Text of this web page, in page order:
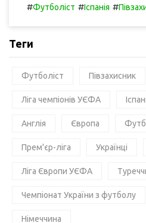
#Футболіст #Іспанія #
Теги
Футболіст Півзахисник
Ліга чемпіонів УЄФА
Англія Європа
Прем'єр-ліга Українці
Ліга Європи УЄФА
Чемпіонат України з футболу
Німеччина